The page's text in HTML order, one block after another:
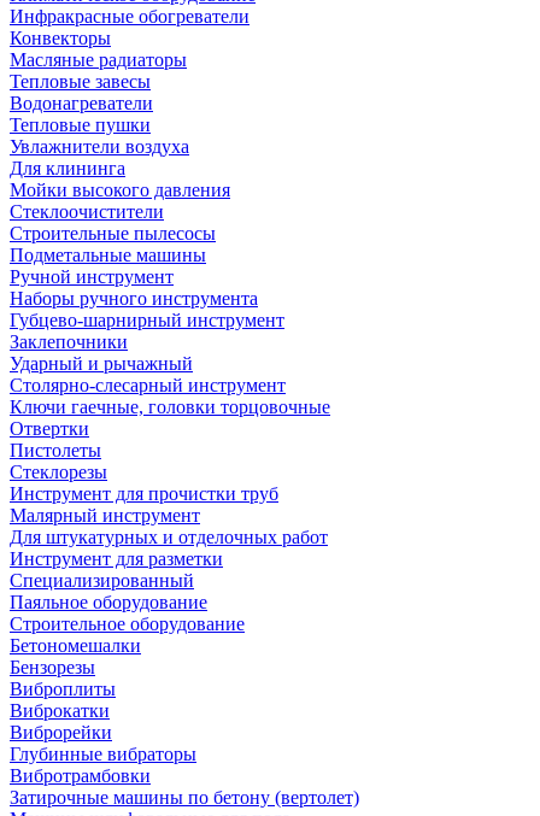
Инфракрасные обогреватели
Конвекторы
Масляные радиаторы
Тепловые завесы
Водонагреватели
Тепловые пушки
Увлажнители воздуха
Для клининга
Мойки высокого давления
Стеклоочистители
Строительные пылесосы
Подметальные машины
Ручной инструмент
Наборы ручного инструмента
Губцево-шарнирный инструмент
Заклепочники
Ударный и рычажный
Столярно-слесарный инструмент
Ключи гаечные, головки торцовочные
Отвертки
Пистолеты
Стеклорезы
Инструмент для прочистки труб
Малярный инструмент
Для штукатурных и отделочных работ
Инструмент для разметки
Специализированный
Паяльное оборудование
Строительное оборудование
Бетономешалки
Бензорезы
Виброплиты
Виброкатки
Виброрейки
Глубинные вибраторы
Вибротрамбовки
Затирочные машины по бетону (вертолет)